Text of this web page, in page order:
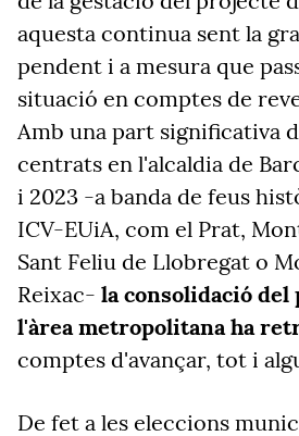
aquesta continua sent la
pendent i a mesura que
situació en comptes de
Amb una part significativa
centrats en l'alcaldia de
i 2023 -a banda de feus
ICV-EUiA, com el Prat,
Sant Feliu de Llobregat o
Reixac- la consolidació del
l'àrea metropolitana ha
comptes d'avançar, tot i
De fet a les eleccions